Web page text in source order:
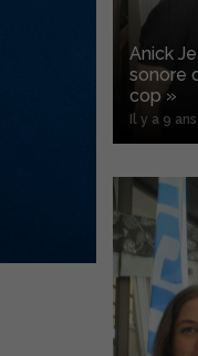
Anick
sonore
cop »
Il y a 9 ans